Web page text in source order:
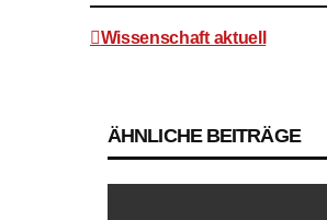
Beitragsnavigation
Wissenschaft aktuell
ÄHNLICHE BEITRÄGE